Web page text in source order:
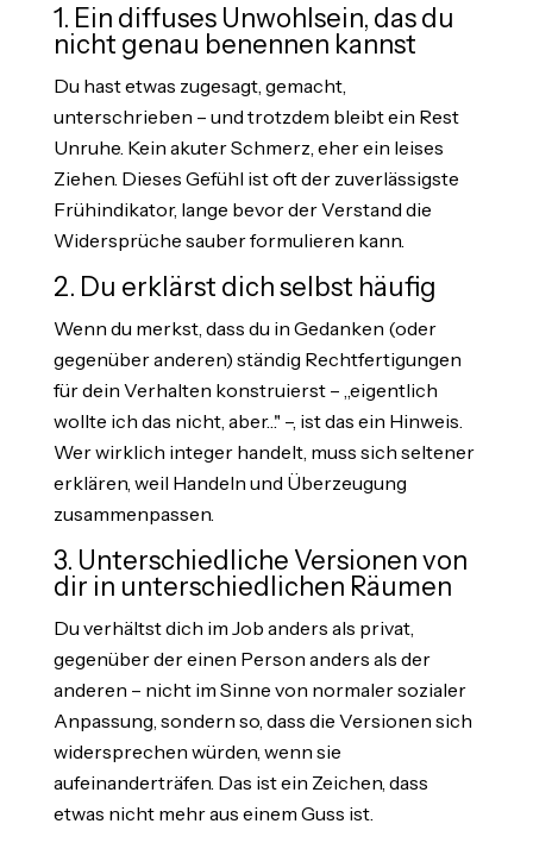
1. Ein diffuses Unwohlsein, das du
nicht genau benennen kannst
Du hast etwas zugesagt, gemacht,
unterschrieben – und trotzdem bleibt ein Rest
Unruhe. Kein akuter Schmerz, eher ein leises
Ziehen. Dieses Gefühl ist oft der zuverlässigste
Frühindikator, lange bevor der Verstand die
Widersprüche sauber formulieren kann.
2. Du erklärst dich selbst häufig
Wenn du merkst, dass du in Gedanken (oder
gegenüber anderen) ständig Rechtfertigungen
für dein Verhalten konstruierst – „eigentlich
wollte ich das nicht, aber…" –, ist das ein Hinweis.
Wer wirklich integer handelt, muss sich seltener
erklären, weil Handeln und Überzeugung
zusammenpassen.
3. Unterschiedliche Versionen von
dir in unterschiedlichen Räumen
Du verhältst dich im Job anders als privat,
gegenüber der einen Person anders als der
anderen – nicht im Sinne von normaler sozialer
Anpassung, sondern so, dass die Versionen sich
widersprechen würden, wenn sie
aufeinanderträfen. Das ist ein Zeichen, dass
etwas nicht mehr aus einem Guss ist.